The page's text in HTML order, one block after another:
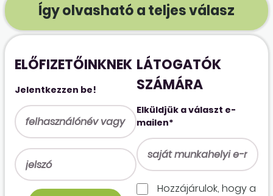
Így olvasható a teljes válasz
ELŐFIZETŐINKNEK
Jelentkezzen be!
LÁTOGATÓK
SZÁMÁRA
Elküldjük a választ e-
mailen*
Hozzájárulok, hogy a